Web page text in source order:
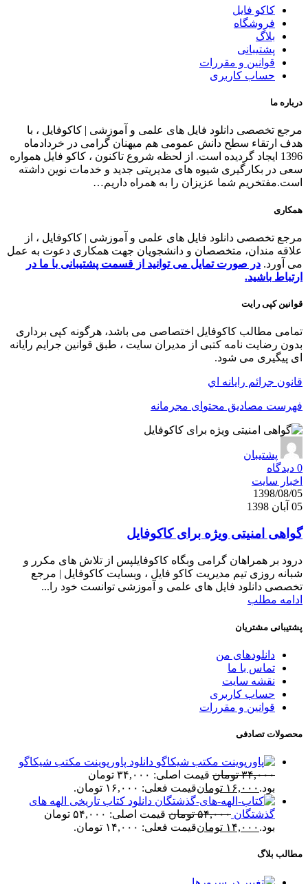
کاکو فایل
فروشگاه
بلاگ
پشتیبانی
قوانین و مقررات
حساب کاربری
درباره ما
مرجع تخصصی دانلود فایل های علمی و آموزشی | کاکوفایل ، با
هدف ارتقاء سطح دانش عمومی هم میهنان گرامی در خردادماه
1396 ایجاد گردیده است. از لحظه شروع تاکنون ، کاکو فایل همواره
سعی در بکارگیری شیوه های مدیریتی جدید و خدمات نوین داشته
است.مفتخریم شما عزیزان را به همراه داریم…
همکاری
مرجع تخصصی دانلود فایل های علمی و آموزشی | کاکوفایل ، از
علاقه مندان، متخصصان و دانشجویان جهت همکاری دعوت به عمل
می آورد. در صورت تمایل می توانید از قسمت پشتیبانی با ما در
ارتباط باشید.
قوانین کپی رایت
تمامی مطالب کاکوفایل اختصاصی می باشد، هرگونه کپی برداری
بدون رضایت نامه کتبی از مدیران سایت ، طبق قوانین جرایم رایانه
ای پیگیری می شود.
قانون جرائم رايانه‌ اي
فهرست مصاديق محتو ای مجرمانه
پشتیبان
0 دیدگاه
اخبار سایت
1398/08/05
05 آبان 1398
گواهی امنیتی ویژه برای کاکوفایل
درود بر همراهان گرامی وبگاه کاکوفایلپس از تلاش های مکرر و
شبانه روزی تیم مدیریت کاکو فایل ، وبسایت کاکوفایل | مرجع
تخصصی دانلود فایل های علمی و آموزشی توانست خود را...
ادامه مطلب
پشتیبانی مشتریان
دانلودهای من
تماس با ما
نقشه سایت
حساب کاربری
قوانین و مقررات
محصولات تصادفی
دانلود پاورپوینت مکتب شیکاگو
۳۴,۰۰۰ تومان
قیمت اصلی: ۳۴,۰۰۰ تومان
بود. ۱۶,۰۰۰ تومانقیمت فعلی: ۱۶,۰۰۰ تومان.
دانلود کتاب تاریخی الهه های
گذشتگان ۵۴,۰۰۰ تومان
قیمت اصلی: ۵۴,۰۰۰ تومان
بود. ۱۴,۰۰۰ تومانقیمت فعلی: ۱۴,۰۰۰ تومان.
مطالب بلاگ